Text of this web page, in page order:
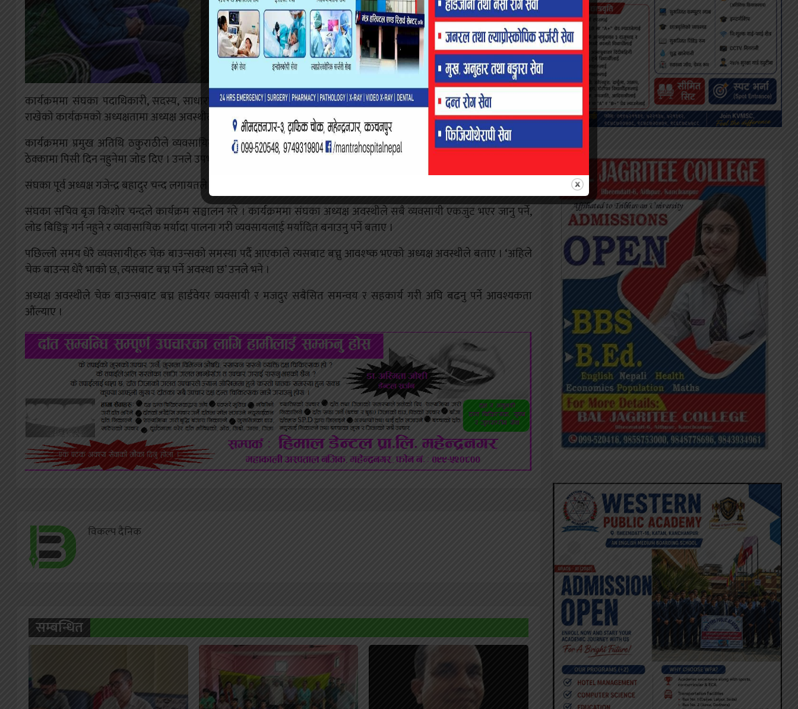
कार्यक्रममा संघका पदाधिकारी, सदस्य, साधारण सदस्य सहभागी भए । संघका वरिष्ठ उपाध्यक्ष देब बहादुर चन्दले स्वागत मन्तव्य
राखेको कार्यक्रमको अध्यक्षतामा अध्यक्ष अवस्थीले गरे ।
कार्यक्रममा प्रमुख अतिथि ठकुराठीले व्यवसायिक हकहितका लागि संघ सधैं प्रतिबद्ध र सक्रिय हुनु पर्ने तथा व्यवसायीले कुनै पनि
ठेक्कामा पिसी दिन नहुनेमा जोड दिए । उनले उपभोक्ता समितिबाट विकास निर्माणका कार्य गराउन नहुने उल्लेख गरे ।
संघका पूर्व अध्यक्ष गजेन्द्र बहादुर चन्द लगायतले मन्तव्य राखे ।
संघका सचिव बृज किशोर चन्दले कार्यक्रम सञ्चालन गरे । कार्यक्रममा संघका अध्यक्ष अवस्थीले सबै व्यवसायी एकजुट भएर जानु पर्ने,
लोड बिडिङ्ग गर्न नहुने र व्यवासायिक मर्यादा पालना गरी व्यवसायलाई मर्यादित बनाउनु पर्ने बताए ।
पछिल्लो समय धेरै व्यवसायीहरु चेक बाउन्सको समस्या पर्दै आएकाले त्यसबाट बच्नु आवश्ष्क भएको अध्यक्ष अवस्थीले बताए । ‘अहिले
चेक बाउन्स धेरै भाको छ, त्यसबाट बच्न पर्ने अवस्था छ’ उनले भने ।
अध्यक्ष अवस्थीले चेक बाउन्सबाट बच्न हार्डवेयर व्यवसायी र मजदुर सबैसित समन्वय र सहकार्य गरी अघि बढनु पर्ने आवश्यकता
औंल्याए ।
विकल्प दैनिक
सम्बन्धित